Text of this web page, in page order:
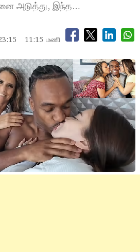
அடுத்து, இந்த…
11:15 மணி